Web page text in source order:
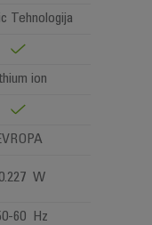
Tehnologija
ion
0.227 W
60 Hz